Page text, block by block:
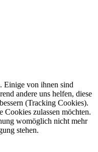
Einige von ihnen sind
andere uns helfen, diese
(Tracking Cookies).
Cookies zulassen möchten.
womöglich nicht mehr
stehen.